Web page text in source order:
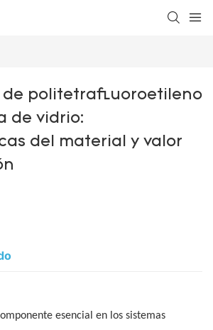
de politetrafluoroetileno
de vidrio:
del material y valor
esencial en los sistemas